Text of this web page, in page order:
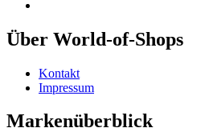
Über World-of-Shops
Kontakt
Impressum
Markenüberblick